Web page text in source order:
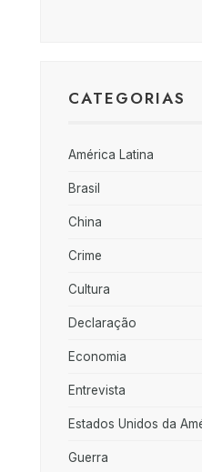
CATEGORIAS
América Latina
Brasil
China
Crime
Cultura
Declaração
Economia
Entrevista
Estados Unidos da
Guerra